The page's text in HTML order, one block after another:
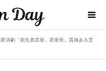
衆演劇「新生真芸座」若座長。貫禄ある芝